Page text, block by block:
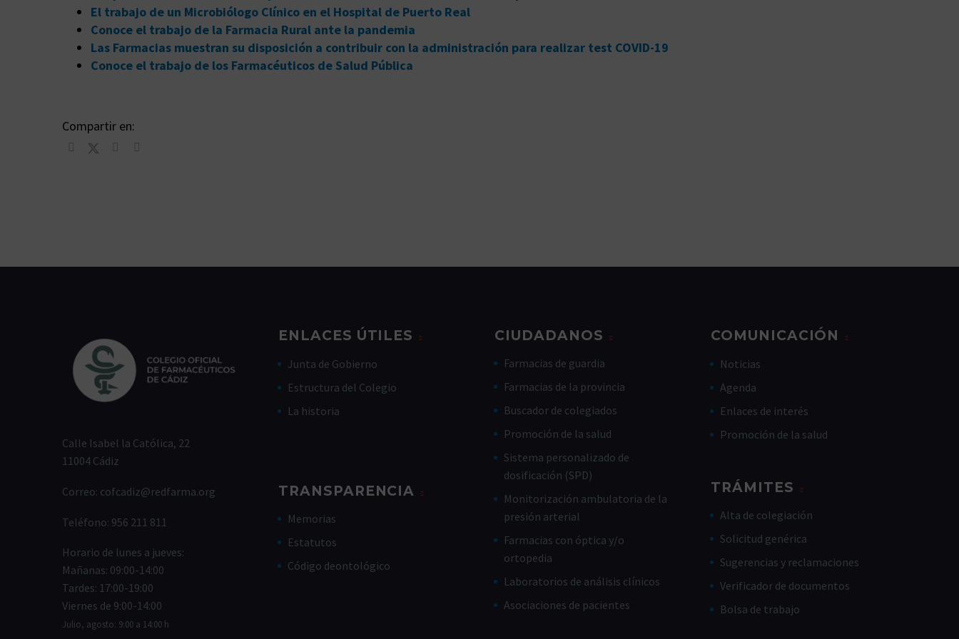
El trabajo de un Microbiólogo Clínico en el Hospital de Puerto Real
Conoce el trabajo de la Farmacia Rural ante la pandemia
Las Farmacias muestran su disposición a contribuir con la administración para realizar test COVID-19
Conoce el trabajo de los Farmacéuticos de Salud Pública
Compartir en:
Calle Isabel la Católica, 22
11004 Cádiz
Correo: cofcadiz@redfarma.org
Teléfono: 956 211 811
Horario de lunes a jueves:
Mañanas: 09:00-14:00
Tardes: 17:00-19:00
Viernes de 9:00-14:00
Julio, agosto: 9:00 a 14:00 h
ENLACES ÚTILES
Junta de Gobierno
Estructura del Colegio
La historia
TRANSPARENCIA
Memorias
Estatutos
Código deontológico
CIUDADANOS
Farmacias de guardia
Farmacias de la provincia
Buscador de colegiados
Promoción de la salud
Sistema personalizado de
dosificación (SPD)
Monitorización ambulatoria de la
presión arterial
Farmacias con óptica y/o
ortopedia
Laboratorios de análisis clínicos
Asociaciones de pacientes
COMUNICACIÓN
Noticias
Agenda
Enlaces de interés
Promoción de la salud
TRÁMITES
Alta de colegiación
Solicitud genérica
Sugerencias y reclamaciones
Verificador de documentos
Bolsa de trabajo